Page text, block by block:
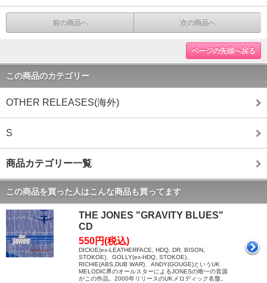
前の商品へ 次の商品へ
ページの先頭へ戻る
この商品のカテゴリー
OTHER RELEASES(海外)
S
商品カテゴリー一覧
この商品を買った人はこんな商品も買ってます
THE JONES "GRAVITY BLUES"
CD
550円(税込)
DICKIE(ex-LEATHERFACE, HDQ, DR. BISON,
STOKOE)、GOLLY(ex-HDQ, STOKOE)、
RICHIE(ABS,DUB WAR)、ANDY(GOUGE)というUK
MELODIC界のオールスターによるJONESの唯一の音源
がこの作品。2000年リリースのUKメロディック名盤。